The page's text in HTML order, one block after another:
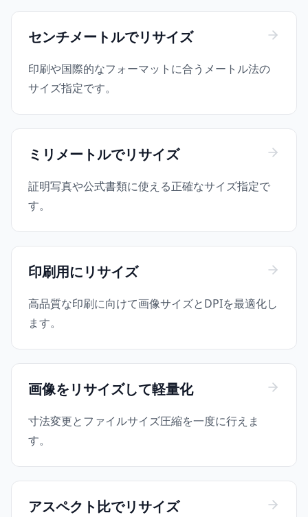
センチメートルでリサイズ
印刷や国際的なフォーマットに合うメートル法の
サイズ指定です。
ミリメートルでリサイズ
証明写真や公式書類に使える正確なサイズ指定で
す。
印刷用にリサイズ
高品質な印刷に向けて画像サイズとDPIを最適化し
ます。
画像をリサイズして軽量化
寸法変更とファイルサイズ圧縮を一度に行えま
す。
アスペクト比でリサイズ